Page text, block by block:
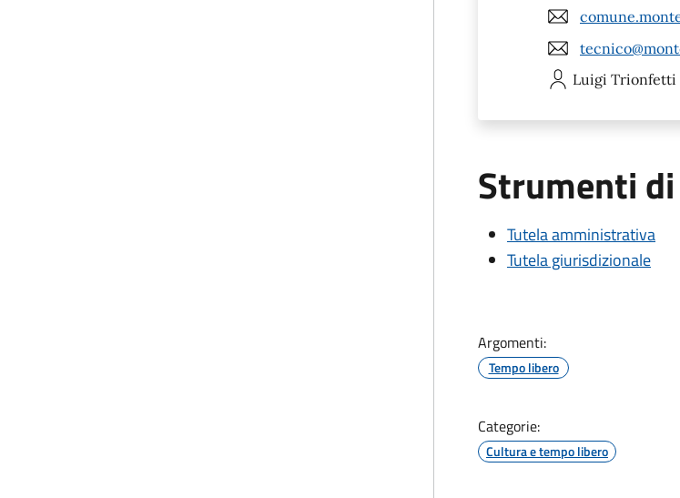
Luigi Trionfetti
Strumenti
Tutela amministrativa
Tutela giurisdizionale
Argomenti:
Tempo libero
Categorie:
Cultura e tempo libero